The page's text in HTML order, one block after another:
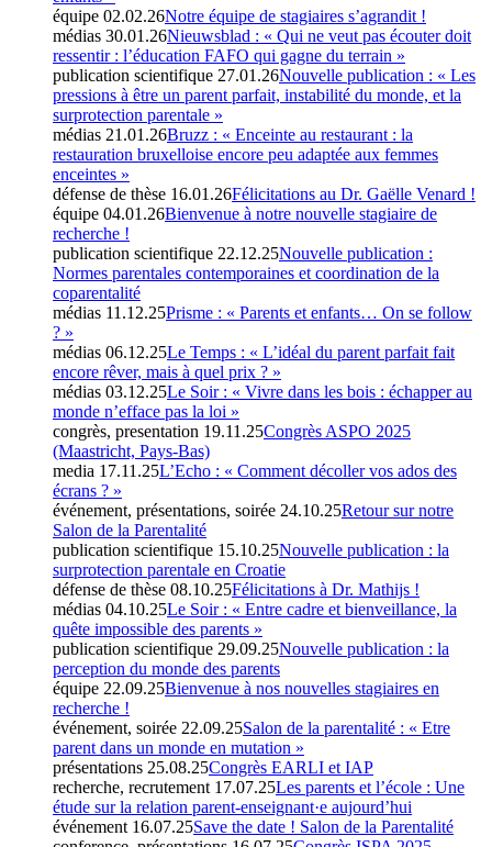
équipe 02.02.26Notre équipe de stagiaires s’agrandit !
médias 30.01.26Nieuwsblad : « Qui ne veut pas écouter doit
ressentir : l’éducation FAFO qui gagne du terrain »
publication scientifique 27.01.26Nouvelle publication : « Les
pressions à être un parent parfait, instabilité du monde, et la
surprotection parentale »
médias 21.01.26Bruzz : « Enceinte au restaurant : la
restauration bruxelloise encore peu adaptée aux femmes
enceintes »
défense de thèse 16.01.26Félicitations au Dr. Gaëlle Venard !
équipe 04.01.26Bienvenue à notre nouvelle stagiaire de
recherche !
publication scientifique 22.12.25Nouvelle publication :
Normes parentales contemporaines et coordination de la
coparentalité
médias 11.12.25Prisme : « Parents et enfants… On se follow
? »
médias 06.12.25Le Temps : « L’idéal du parent parfait fait
encore rêver, mais à quel prix ? »
médias 03.12.25Le Soir : « Vivre dans les bois : échapper au
monde n’efface pas la loi »
congrès, presentation 19.11.25Congrès ASPO 2025
(Maastricht, Pays-Bas)
media 17.11.25L’Echo : « Comment décoller vos ados des
écrans ? »
événement, présentations, soirée 24.10.25Retour sur notre
Salon de la Parentalité
publication scientifique 15.10.25Nouvelle publication : la
surprotection parentale en Croatie
défense de thèse 08.10.25Félicitations à Dr. Mathijs !
médias 04.10.25Le Soir : « Entre cadre et bienveillance, la
quête impossible des parents »
publication scientifique 29.09.25Nouvelle publication : la
perception du monde des parents
équipe 22.09.25Bienvenue à nos nouvelles stagiaires en
recherche !
événement, soirée 22.09.25Salon de la parentalité : « Etre
parent dans un monde en mutation »
présentations 25.08.25Congrès EARLI et IAP
recherche, recrutement 17.07.25Les parents et l’école : Une
étude sur la relation parent-enseignant·e aujourd’hui
événement 16.07.25Save the date ! Salon de la Parentalité